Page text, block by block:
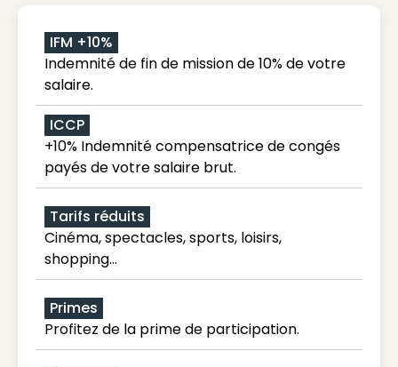
IFM +10%
Indemnité de fin de mission de 10% de votre
salaire.
ICCP
+10% Indemnité compensatrice de congés
payés de votre salaire brut.
Tarifs réduits
Cinéma, spectacles, sports, loisirs,
shopping...
Primes
Profitez de la prime de participation.